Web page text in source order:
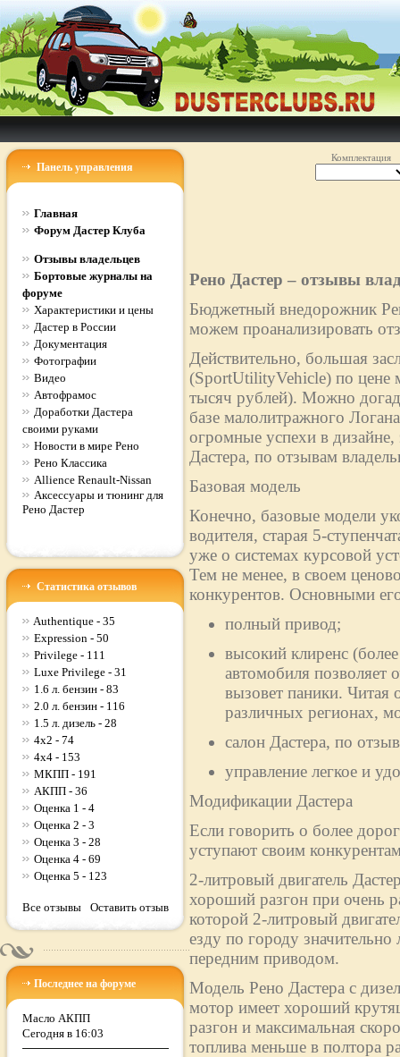
Панель управления
Главная
Форум Дастер Клуба
Отзывы владельцев
Бортовые журналы на
форуме
Характеристики и цены
Дастер в России
Документация
Фотографии
Видео
Автофрамос
Доработки Дастера
своими руками
Новости в мире Рено
Рено Классика
Allience Renault-Nissan
Аксессуары и тюнинг для
Рено Дастер
Статистика отзывов
Authentique - 35
Expression - 50
Privilege - 111
Luxe Privilege - 31
1.6 л. бензин - 83
2.0 л. бензин - 116
1.5 л. дизель - 28
4x2 - 74
4x4 - 153
МКПП - 191
АКПП - 36
Оценка 1 - 4
Оценка 2 - 3
Оценка 3 - 28
Оценка 4 - 69
Оценка 5 - 123
Все отзывы Оставить отзыв
Последнее на форуме
Масло АКПП
Сегодня в 16:03
Комплектация
Рено Дастер – отзывы
Бюджетный внедорожник
можем проанализировать
Действительно, большая
(SportUtilityVehicle) по цене
тысяч рублей). Можно
базе малолитражного
огромные успехи в
Дастера, по отзывам
Базовая модель
Конечно, базовые модели
водителя, старая 5-
уже о системах курсовой
Тем не менее, в своем
конкурентов. Основными
полный привод;
высокий клиренс
автомобиля позволяет
вызовет паники. Читая
различных регионах,
салон Дастера, по
управление легкое и
Модификации Дастера
Если говорить о более
уступают своим
2-литровый двигатель
хороший разгон при очень
которой 2-литровый
езду по городу
передним приводом.
Модель Рено Дастера с
мотор имеет хороший
разгон и максимальная
топлива меньше в полтора